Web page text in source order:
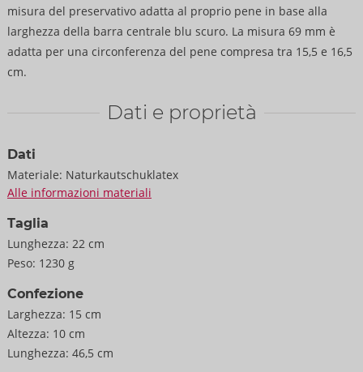
misura del preservativo adatta al proprio pene in base alla
larghezza della barra centrale blu scuro. La misura 69 mm è
adatta per una circonferenza del pene compresa tra 15,5 e 16,5
cm.
Dati e proprietà
Dati
Materiale: Naturkautschuklatex
Alle informazioni materiali
Taglia
Lunghezza: 22 cm
Peso: 1230 g
Confezione
Larghezza: 15 cm
Altezza: 10 cm
Lunghezza: 46,5 cm